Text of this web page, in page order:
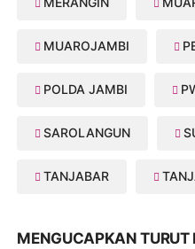
MUAROJAMBI
POLDA JAMBI
SAROLANGUN
TANJABAR
MENGUCAPKAN TURUT